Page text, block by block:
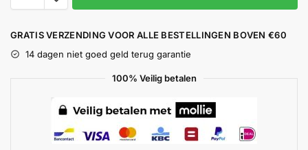
GRATIS VERZENDING VOOR ALLE BESTELLINGEN BOVEN €60
14 dagen niet goed geld terug garantie
100% Veilig betalen